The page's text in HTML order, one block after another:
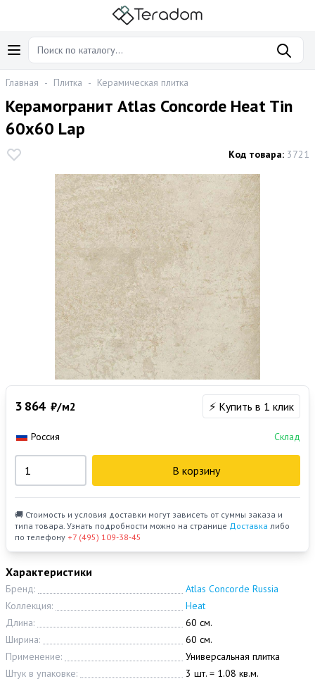
Главная - Плитка - Керамическая плитка
Керамогранит Atlas Concorde Heat Tin
60х60 Lap
Код товара: 3721
Характеристики
Бренд:
Atlas Concorde Russia
Коллекция:
Heat
Длина:
60 см.
Ширина:
60 см.
Применение:
Универсальная плитка
Штук в упаковке:
3 шт. = 1.08 кв.м.
3 864 ₽/м2 ⚡ Купить в 1 клик
Россия Склад
В корзину
🚚 Стоимость и условия доставки могут зависеть от суммы заказа и
типа товара. Узнать подробности можно на странице Доставка либо
по телефону +7 (495) 109-38-45